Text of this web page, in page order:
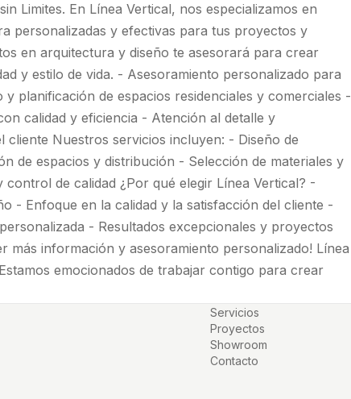
Limites. En Línea Vertical, nos especializamos en
personalizadas y efectivas para tus proyectos y
en arquitectura y diseño te asesorará para crear
y estilo de vida. - Asesoramiento personalizado para
planificación de espacios residenciales y comerciales -
calidad y eficiencia - Atención al detalle y
Nuestros servicios incluyen: - Diseño de
de espacios y distribución - Selección de materiales y
de calidad ¿Por qué elegir Línea Vertical? -
- Enfoque en la calidad y la satisfacción del cliente -
- Resultados excepcionales y proyectos
más información y asesoramiento personalizado! Línea
emocionados de trabajar contigo para crear
Servicios
Proyectos
Showroom
Contacto